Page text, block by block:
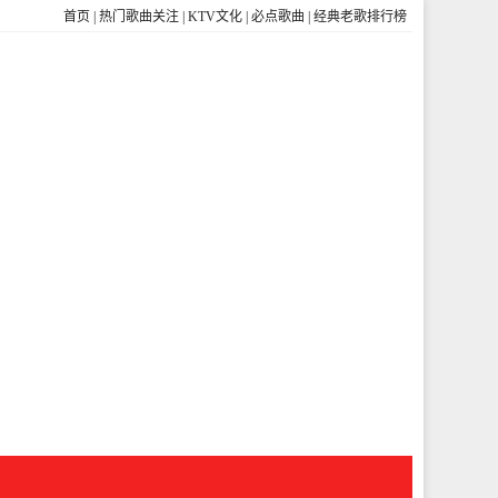
首页 热门歌曲关注 KTV文化 必点歌曲 经典老歌排行榜